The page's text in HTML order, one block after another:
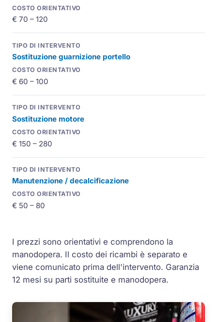
€ 70 – 120
Sostituzione guarnizione portello
€ 60 – 100
Sostituzione motore
€ 150 – 280
Manutenzione / decalcificazione
€ 50 – 80
I prezzi sono orientativi e comprendono la
manodopera. Il costo dei ricambi è separato e
viene comunicato prima dell'intervento. Garanzia
12 mesi su parti sostituite e manodopera.